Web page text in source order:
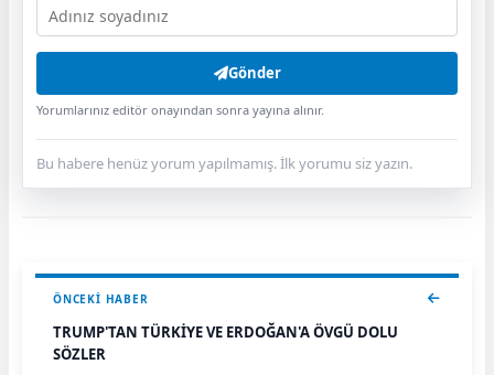
Gönder
Yorumlarınız editör onayından sonra yayına alınır.
Bu habere henüz yorum yapılmamış. İlk yorumu siz yazın.
ÖNCEKI HABER
TRUMP'TAN TÜRKİYE VE ERDOĞAN'A ÖVGÜ DOLU
SÖZLER